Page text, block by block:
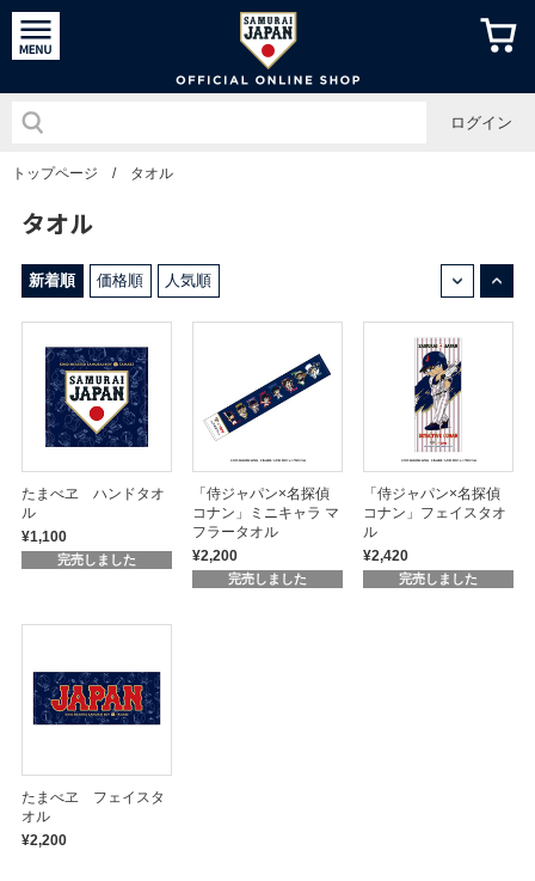
侍ジャパ
ログイン
トップページ / タオル
タオル
新着順 価格順 人気順
たまべヱ ハンドタオ
ル
¥1,100
完売しました
「侍ジャパン×名探偵
コナン」ミニキャラ マ
フラータオル
¥2,200
完売しました
「侍ジャパン×名探偵
コナン」フェイスタオ
ル
¥2,420
完売しました
たまべヱ フェイスタ
オル
¥2,200